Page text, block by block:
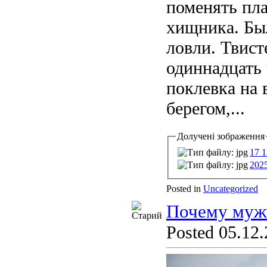
поменять
хищника.
ловли.
поклевка на
берегом,...
Долучені зображення
17
Posted in Uncategorized
Почему
Posted